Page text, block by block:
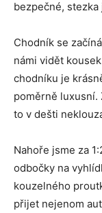
bezpečné,
Chodník se
námi vidět
chodníku je
poměrně luxusní.
to v dešti
Nahoře jsme za
odbočky na
kouzelného
přijet nejenom